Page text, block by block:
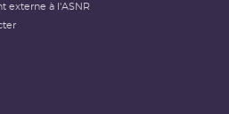
externe à l'ASNR